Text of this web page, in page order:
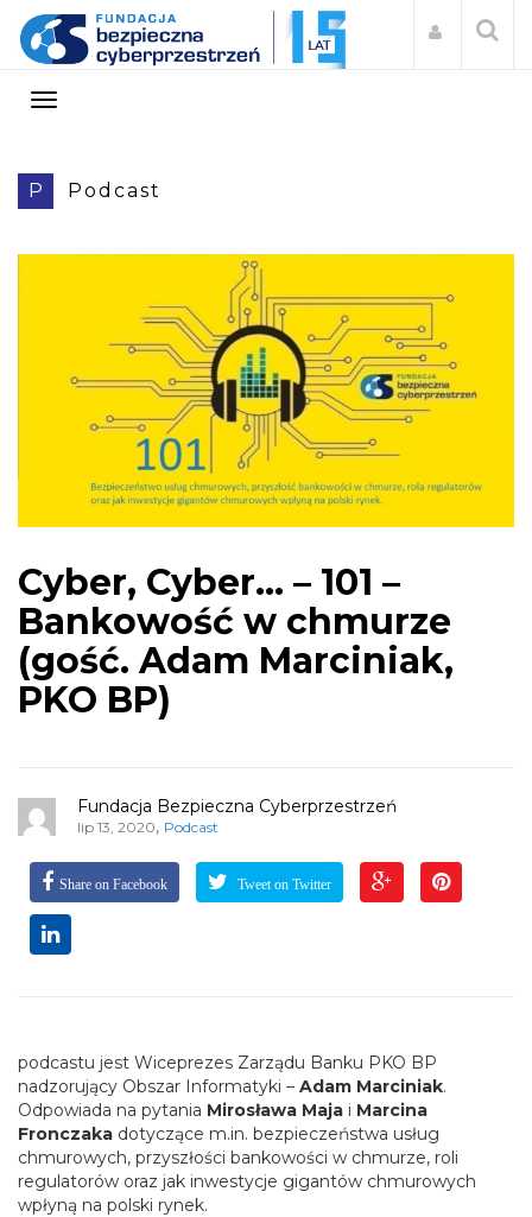
P Podcast
Cyber, Cyber… – 101 –
Bankowość w chmurze
(gość. Adam Marciniak,
PKO BP)
Fundacja Bezpieczna Cyberprzestrzeń
lip 13, 2020, Podcast
Share on Facebook Tweet on Twitter
podcastu jest Wiceprezes Zarządu Banku PKO BP
nadzorujący Obszar Informatyki – Adam Marciniak.
Odpowiada na pytania Mirosława Maja i Marcina
Fronczaka dotyczące m.in. bezpieczeństwa usług
chmurowych, przyszłości bankowości w chmurze, roli
regulatorów oraz jak inwestycje gigantów chmurowych
wpłyną na polski rynek.